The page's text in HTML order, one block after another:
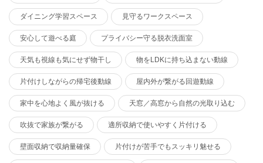
ダイニング学習スペース 見守るワークスペース
安心して遊べる庭 プライバシー守る脱衣洗面室
天気も視線も気にせず物干し 物をLDKに持ち込まない動線
片付けしながらの帰宅後動線 屋内外が繋がる回遊動線
家中を心地よく風が抜ける 天窓／高窓から自然の光取り込む
吹抜で家族が繋がる 適所収納で使いやすく片付ける
壁面収納で収納量確保 片付けが苦手でもスッキリ魅せる